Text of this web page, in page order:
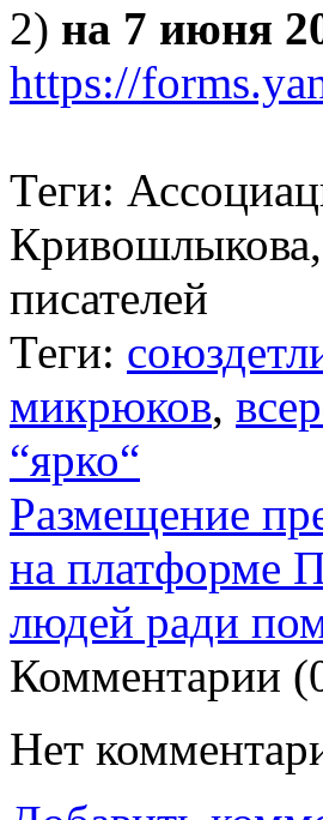
2) на 7 июня
https://
Теги:
писателей
Теги:
микрюков,
“ярко“
Размещение
на платформе
людей ради
Комментарии (
Нет